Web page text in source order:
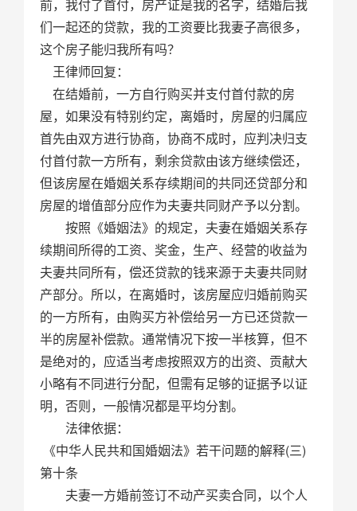
前，我付了首付，房产证是我的名字，结婚后我
们一起还的贷款，我的工资要比我妻子高很多，
这个房子能归我所有吗？
王律师回复：
在结婚前，一方自行购买并支付首付款的房
屋，如果没有特别约定，离婚时，房屋的归属应
首先由双方进行协商，协商不成时，应判决归支
付首付款一方所有，剩余贷款由该方继续偿还，
但该房屋在婚姻关系存续期间的共同还贷部分和
房屋的增值部分应作为夫妻共同财产予以分割。
按照《婚姻法》的规定，夫妻在婚姻关系存
续期间所得的工资、奖金，生产、经营的收益为
夫妻共同所有，偿还贷款的钱来源于夫妻共同财
产部分。所以，在离婚时，该房屋应归婚前购买
的一方所有，由购买方补偿给另一方已还贷款一
半的房屋补偿款。通常情况下按一半核算，但不
是绝对的，应适当考虑按照双方的出资、贡献大
小略有不同进行分配，但需有足够的证据予以证
明，否则，一般情况都是平均分割。
法律依据：
《中华人民共和国婚姻法》若干问题的解释(三)
第十条
夫妻一方婚前签订不动产买卖合同，以个人